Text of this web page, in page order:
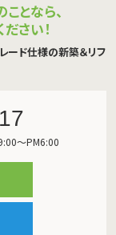
となら、
さい！
ード仕様の新築＆リフ
～PM6:00